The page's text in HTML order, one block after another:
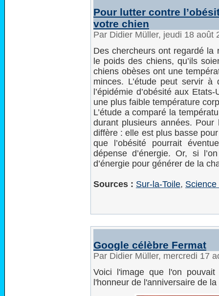
Pour lutter contre
votre chien
Par Didier Müller, jeudi 18 août
Des chercheurs ont regardé la
le poids des chiens, qu’ils
chiens obèses ont une
minces. L’étude peut servir
l’épidémie d’obésité aux
une plus faible température
L’étude a comparé la
durant plusieurs années.
diffère : elle est plus basse
que l’obésité pourrait
dépense d’énergie. Or, si
d’énergie pour générer de la
Sources : Sur-la-Toile, Science
Google célèbre Fermat
Par Didier Müller, mercredi 17
Voici l'image que l'on
l'honneur de l'anniversaire de